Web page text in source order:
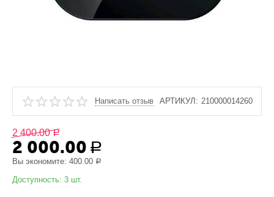
Написать отзыв АРТИКУЛ: 210000014260
2 400.00 Р
2 000.00 Р
Вы экономите:400.00 Р
Доступность: 3 шт.